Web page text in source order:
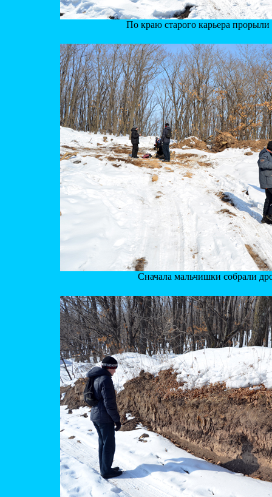
По краю старого карьера
Сначала мальчишки собрали